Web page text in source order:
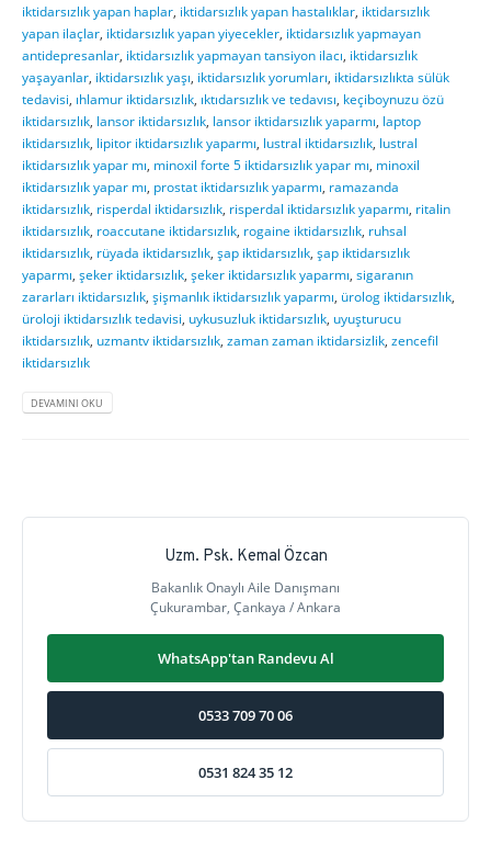
iktidarsızlık yapan haplar, iktidarsızlık yapan hastalıklar, iktidarsızlık
yapan ilaçlar, iktidarsızlık yapan yiyecekler, iktidarsızlık yapmayan
antidepresanlar, iktidarsızlık yapmayan tansiyon ilacı, iktidarsızlık
yaşayanlar, iktidarsızlık yaşı, iktidarsızlık yorumları, iktidarsızlıkta sülük
tedavisi, ıhlamur iktidarsızlık, ıktıdarsızlık ve tedavısı, keçiboynuzu özü
iktidarsızlık, lansor iktidarsızlık, lansor iktidarsızlık yaparmı, laptop
iktidarsızlık, lipitor iktidarsızlık yaparmı, lustral iktidarsızlık, lustral
iktidarsızlık yapar mı, minoxil forte 5 iktidarsızlık yapar mı, minoxil
iktidarsızlık yapar mı, prostat iktidarsızlık yaparmı, ramazanda
iktidarsızlık, risperdal iktidarsızlık, risperdal iktidarsızlık yaparmı, ritalin
iktidarsızlık, roaccutane iktidarsızlık, rogaine iktidarsızlık, ruhsal
iktidarsızlık, rüyada iktidarsızlık, şap iktidarsızlık, şap iktidarsızlık
yaparmı, şeker iktidarsızlık, şeker iktidarsızlık yaparmı, sigaranın
zararları iktidarsızlık, şişmanlık iktidarsızlık yaparmı, ürolog iktidarsızlık,
üroloji iktidarsızlık tedavisi, uykusuzluk iktidarsızlık, uyuşturucu
iktidarsızlık, uzmantv iktidarsızlık, zaman zaman iktidarsizlik, zencefil
iktidarsızlık
DEVAMINI OKU
Uzm. Psk. Kemal Özcan
Bakanlık Onaylı Aile Danışmanı
Çukurambar, Çankaya / Ankara
WhatsApp'tan Randevu Al
0533 709 70 06
0531 824 35 12